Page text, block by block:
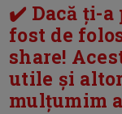
✔️ Dacă ți-a
fost de
share!
utile și
mulțumim